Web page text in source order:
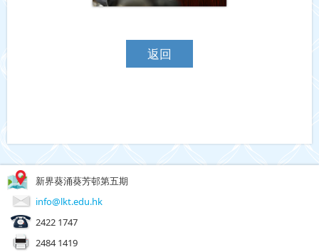
返回
新界葵涌葵芳邨第五期
info@lkt.edu.hk
2422 1747
2484 1419